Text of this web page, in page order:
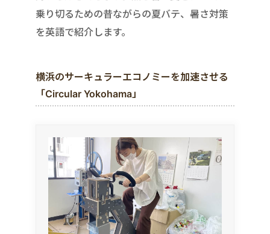
乗り切るための昔ながらの夏バテ、暑さ対策
を英語で紹介します。
横浜のサーキュラーエコノミーを加速させる
「Circular Yokohama」